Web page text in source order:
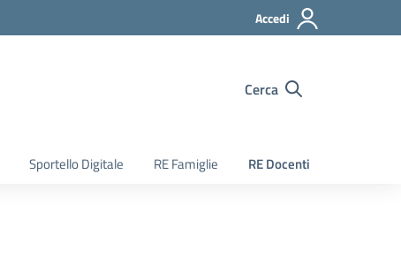
Accedi
Cerca
Sportello Digitale RE Famiglie RE Docenti